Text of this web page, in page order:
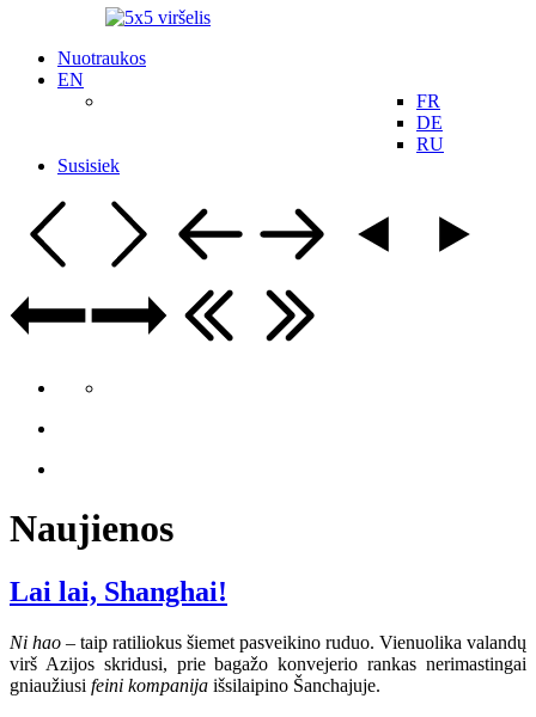
Nuotraukos
EN
FR
DE
RU
Susisiek
Naujienos
Lai lai, Shanghai!
Ni hao – taip ratiliokus šiemet pasveikino ruduo. Vienuolika valandų
virš Azijos skridusi, prie bagažo konvejerio rankas nerimastingai
gniaužiusi feini kompanija išsilaipino Šanchajuje.